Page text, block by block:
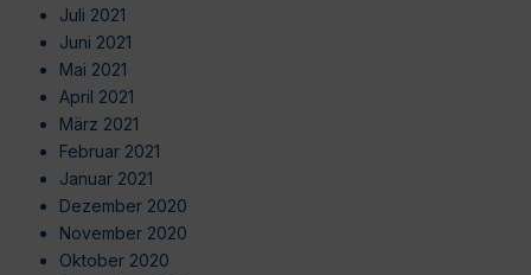
Juli 2021
Juni 2021
Mai 2021
April 2021
März 2021
Februar 2021
Januar 2021
Dezember 2020
November 2020
Oktober 2020